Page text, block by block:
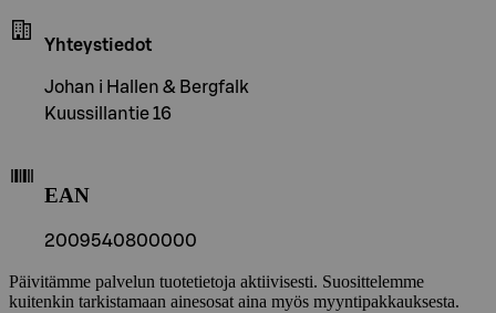
Yhteystiedot
Johan i Hallen & Bergfalk
Kuussillantie 16
EAN
2009540800000
Päivitämme palvelun tuotetietoja aktiivisesti. Suosittelemme
kuitenkin tarkistamaan ainesosat aina myös myyntipakkauksesta.